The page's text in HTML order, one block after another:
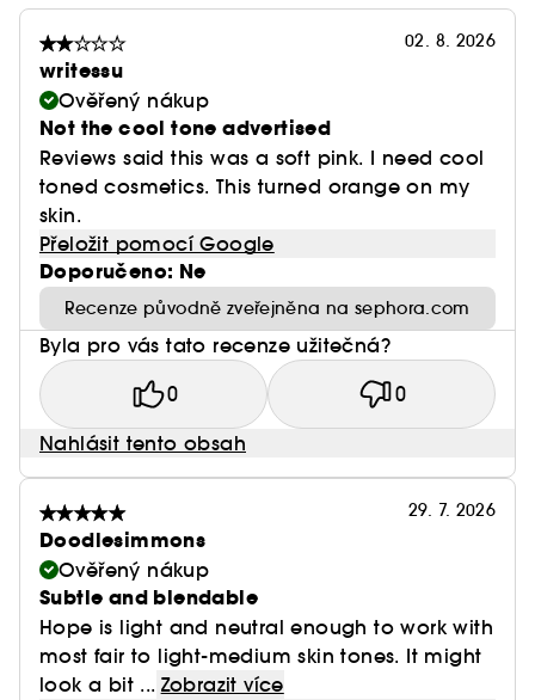
02. 8. 2026
writessu
Ověřený nákup
Not the cool tone advertised
Reviews said this was a soft pink. I need cool
toned cosmetics. This turned orange on my
skin.
Přeložit pomocí Google
Doporučeno: Ne
Recenze původně zveřejněna na sephora.com
Byla pro vás tato recenze užitečná?
0 0
Nahlásit tento obsah
29. 7. 2026
Doodlesimmons
Ověřený nákup
Subtle and blendable
Hope is light and neutral enough to work with
most fair to light-medium skin tones. It might
look a bit ... Zobrazit více